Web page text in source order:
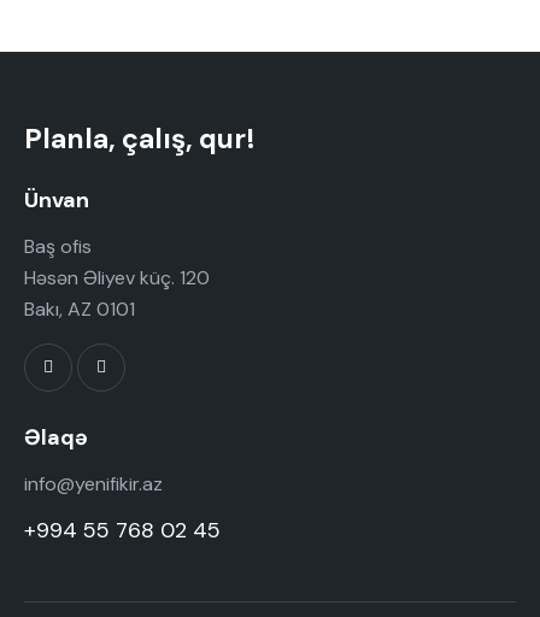
Planla, çalış, qur!
Ünvan
Baş ofis
Həsən Əliyev küç. 120
Bakı, AZ 0101
Əlaqə
info@yenifikir.az
+994 55 768 02 45